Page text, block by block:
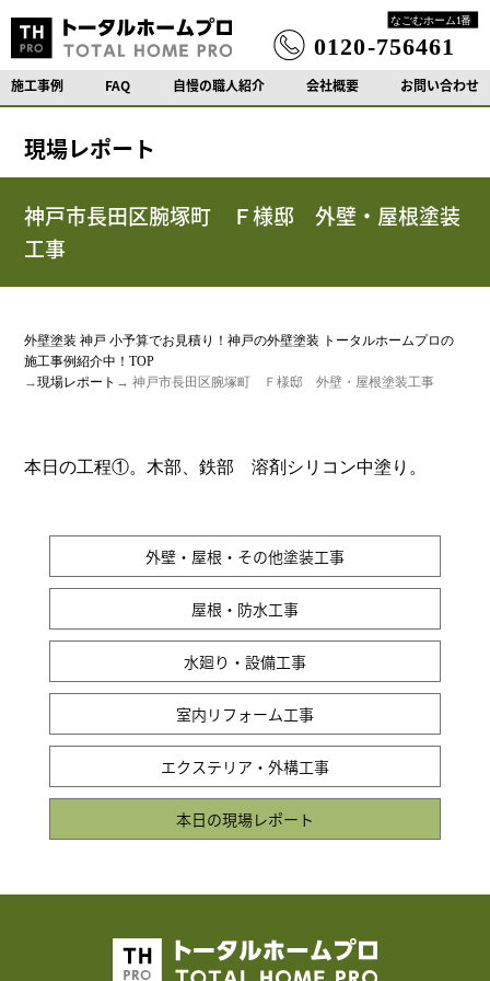
施工事例 FAQ 自慢の職人紹介 会社概要 お問い合わせ
現場レポート
神戸市長田区腕塚町 Ｆ様邸 外壁・屋根塗装
工事
外壁塗装 神戸 小予算でお見積り！神戸の外壁塗装 トータルホームプロの
施工事例紹介中！TOP
→現場レポート → 神戸市長田区腕塚町 Ｆ様邸 外壁・屋根塗装工事
本日の工程①。木部、鉄部 溶剤シリコン中塗り。
外壁・屋根・その他塗装工事
屋根・防水工事
水廻り・設備工事
室内リフォーム工事
エクステリア・外構工事
本日の現場レポート